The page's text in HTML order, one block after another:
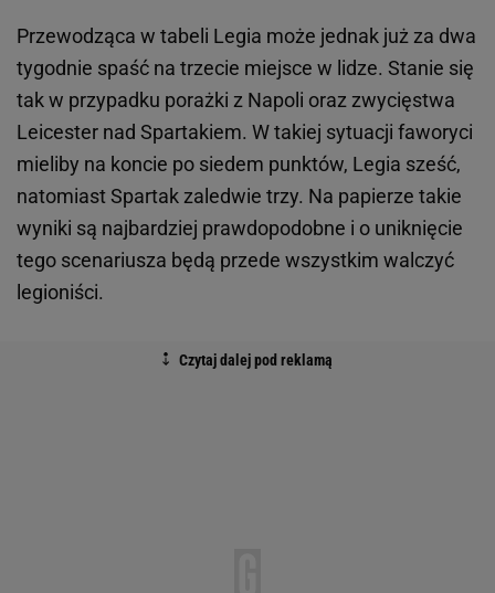
Przewodząca w tabeli Legia może jednak już za dwa
tygodnie spaść na trzecie miejsce w lidze. Stanie się
tak w przypadku porażki z Napoli oraz zwycięstwa
Leicester nad Spartakiem. W takiej sytuacji faworyci
mieliby na koncie po siedem punktów, Legia sześć,
natomiast Spartak zaledwie trzy. Na papierze takie
wyniki są najbardziej prawdopodobne i o uniknięcie
tego scenariusza będą przede wszystkim walczyć
legioniści.